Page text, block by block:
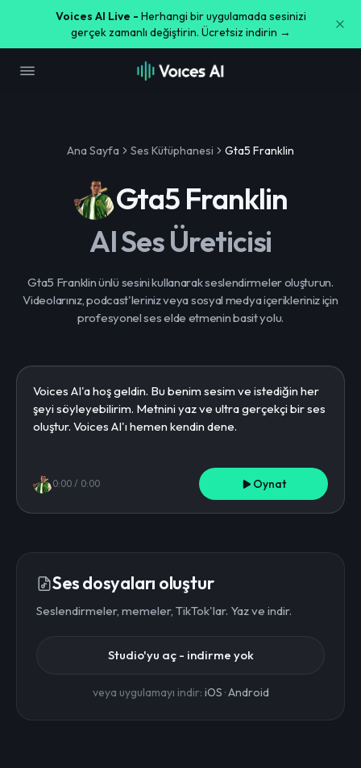
Voices AI Live - Herhangi bir uygulamada sesinizi
gerçek zamanlı değiştirin. Ücretsiz indirin →
Ana Sayfa Ses Kütüphanesi Gta5 Franklin
Gta5 Franklin
AI Ses Üreticisi
Gta5 Franklin ünlü sesini kullanarak seslendirmeler oluşturun.
Videolarınız, podcast'leriniz veya sosyal medya içerikleriniz için
profesyonel ses elde etmenin basit yolu.
0:00 / 0:00 Oynat
Ses dosyaları oluştur
Seslendirmeler, memeler, TikTok'lar. Yaz ve indir.
Studio'yu aç - indirme yok
veya uygulamayı indir: iOS ·Android